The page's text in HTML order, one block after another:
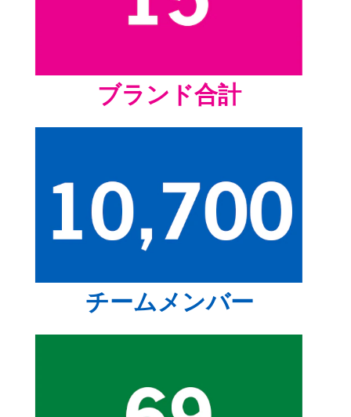
ブランド合計
チームメンバー